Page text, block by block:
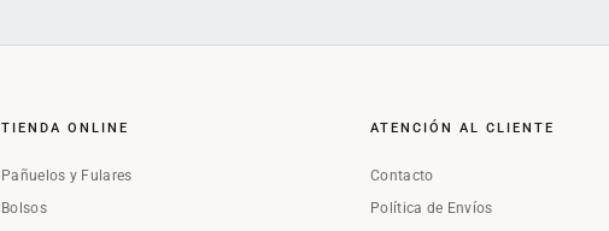
TIENDA ONLINE
Pañuelos y Fulares
Bolsos
ATENCIÓN AL CLIENTE
Contacto
Política de Envíos